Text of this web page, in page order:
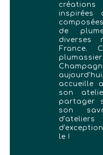
inspirées
de
diverses
France.
accueille
son
partager
son
d'ateliers
le !